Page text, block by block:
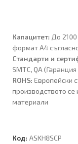
Капацитет: До
формат A4
Стандарти и
SMTC, QA
ROHS: Европейски
производството се
материали
Код: ASKH8SCP